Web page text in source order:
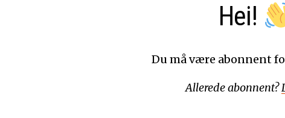
Hei!
Du må være abonnent
Allerede abonnent?